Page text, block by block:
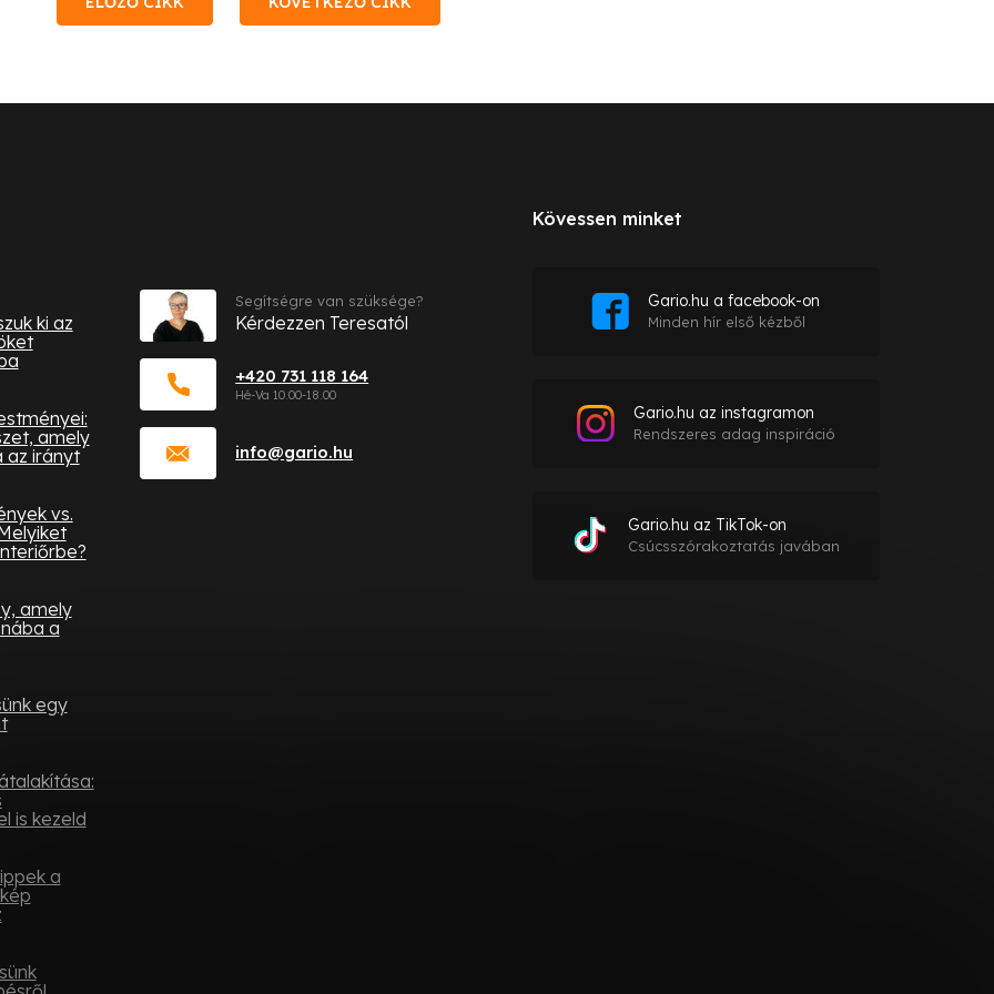
ki az
amely
az irányt
vs.
amely
a
egy
is kezeld
a
info@gario.hu
+420 731 118 164
Segítségre van szüksége?
Kérdezzen Teresatól
Kövessen minket
Gario.hu a facebook-on
Minden hír első kézből
Gario.hu az instagramon
Rendszeres adag inspiráció
Gario.hu az TikTok-on
Csúcsszórakoztatás javában